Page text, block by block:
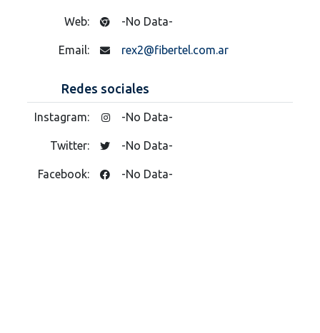
Web: -No Data-
Email: rex2@fibertel.com.ar
Redes sociales
Instagram: -No Data-
Twitter: -No Data-
Facebook: -No Data-